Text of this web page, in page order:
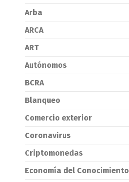
Arba
ARCA
ART
Autónomos
BCRA
Blanqueo
Comercio exterior
Coronavirus
Criptomonedas
Economía del Conocimiento